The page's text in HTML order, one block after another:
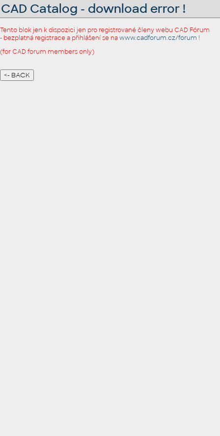
CAD Catalog - download error !
Tento blok jen k dispozici jen pro registrované členy webu CAD Fórum
- bezplatná registrace a přihlášení se nawww.cadforum.cz/forum !
(for CAD forum members only)